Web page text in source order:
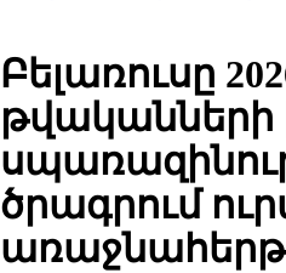
Բելառուսը
թվականների
ծրագրում